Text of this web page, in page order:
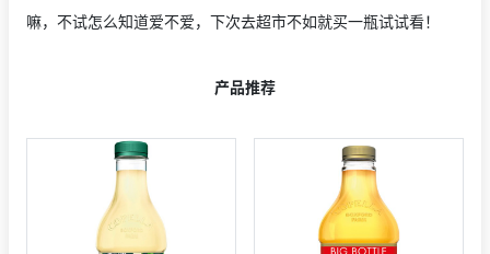
嘛，不试怎么知道爱不爱，下次去超市不如就买一瓶试试看！
产品推荐